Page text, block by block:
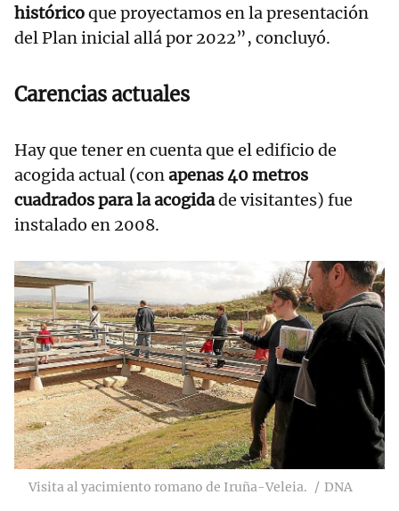
históricoque proyectamos en la presentación
del Plan inicial allá por 2022”, concluyó.
Carencias actuales
Hay que tener en cuenta que el edificio de
acogida actual (conapenas 40 metros
cuadrados para la acogidade visitantes) fue
instalado en 2008.
Visita al yacimiento romano de Iruña-Veleia. DNA